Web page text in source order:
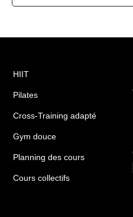
HIIT
Pilates
Cross-Training adapté
Gym douce
Planning des cours
Cours collectifs